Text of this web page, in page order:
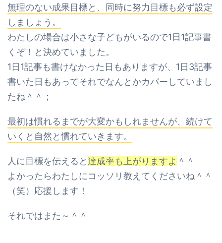
無理のない成果目標と、同時に努力目標も必ず設定
しましょう。
わたしの場合は小さな子どもがいるので1日1記事書
くぞ！と決めていました。
1日1記事も書けなかった日もありますが、 1日3記事
書いた日もあってそれでなんとかカバーしていまし
たね＾＾；
最初は慣れるまでが大変かもしれませんが、続けて
いくと自然と慣れていきます。
人に目標を伝えると達成率も上がりますよ ＾＾
よかったらわたしにコッソリ教えてくださいね＾＾
（笑）応援します！
それではまた～＾＾